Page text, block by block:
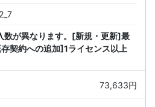
数が異なります。[新規・更新]最
契約への追加]1ライセンス以上
73,633円